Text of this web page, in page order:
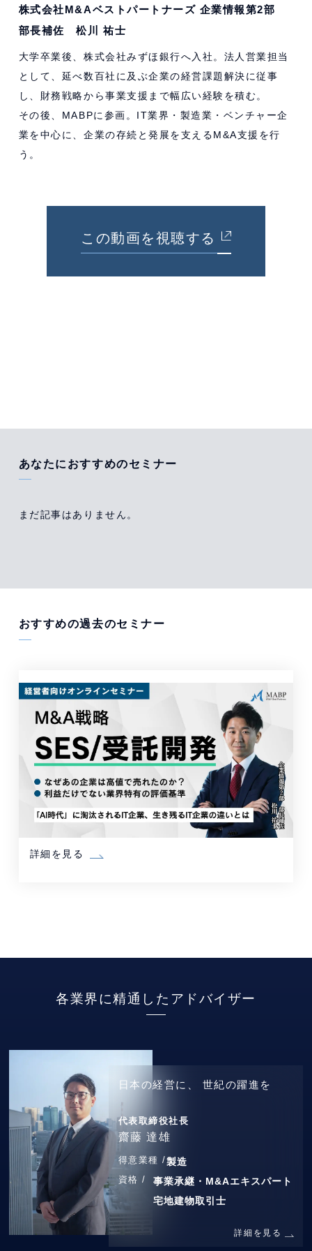
株式会社M&Aベストパートナーズ 企業情報第2部
部長補佐 松川 祐士
大学卒業後、株式会社みずほ銀行へ入社。法人営業担当
として、延べ数百社に及ぶ企業の経営課題解決に従事
し、財務戦略から事業支援まで幅広い経験を積む。
その後、MABPに参画。IT業界・製造業・ベンチャー企
業を中心に、企業の存続と発展を支えるM&A支援を行
う。
この動画を視聴する
あなたにおすすめのセミナー
まだ記事はありません。
おすすめの過去のセミナー
詳細を見る
各業界に精通したアドバイザー
日本の経営に、 世紀の躍進を
代表取締役社長
齋藤 達雄
得意業種 /製造
資格 /
事業承継・M&Aエキスパート
宅地建物取引士
詳細を見る